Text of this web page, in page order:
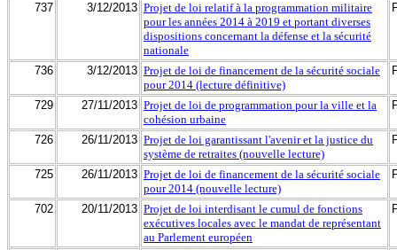
737 3/12/2013 Projet de loi relatif à la programmation militaire
pour les années 2014 à 2019 et portant diverses
dispositions concernant la défense et la sécurité
nationale
736 3/12/2013 Projet de loi de financement de la sécurité sociale
pour 2014 (lecture définitive)
729 27/11/2013 Projet de loi de programmation pour la ville et la
cohésion urbaine
726 26/11/2013 Projet de loi garantissant l'avenir et la justice du
système de retraites (nouvelle lecture)
725 26/11/2013 Projet de loi de financement de la sécurité sociale
pour 2014 (nouvelle lecture)
702 20/11/2013 Projet de loi interdisant le cumul de fonctions
exécutives locales avec le mandat de représentant
au Parlement européen